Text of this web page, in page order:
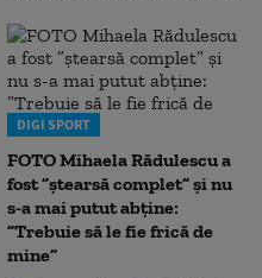
DIGI SPORT
FOTO Mihaela Rădulescu a
fost ”ștearsă complet” și nu
s-a mai putut abține:
”Trebuie să le fie frică de
mine”